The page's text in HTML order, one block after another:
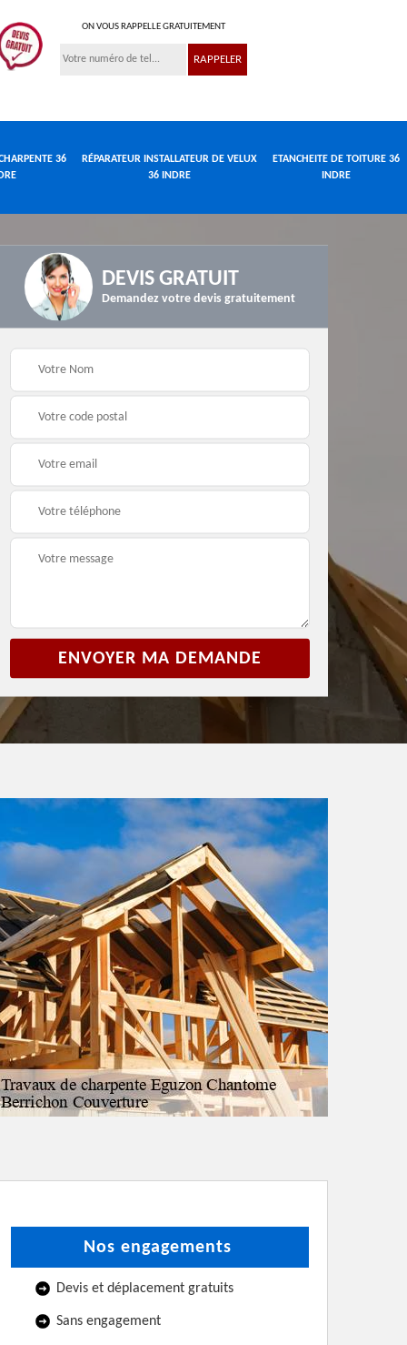
ON VOUS RAPPELLE GRATUITEMENT
36
RÉPARATEUR INSTALLATEUR DE VELUX
36 INDRE
ETANCHEITE DE TOITURE 36
INDRE
Travaux de charpente
36 Indre
Réparateur
DEVIS GRATUIT
Demandez votre devis gratuitement
Nos engagements
Devis et déplacement gratuits
Sans engagement